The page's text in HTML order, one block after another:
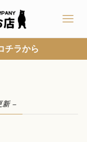
チラから
新 –